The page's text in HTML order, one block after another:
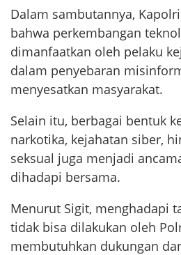
Dalam sambutannya,
bahwa perkembangan
dimanfaatkan oleh pelaku
dalam penyebaran
menyesatkan masyarakat.
Selain itu, berbagai bentuk
narkotika, kejahatan siber,
seksual juga menjadi
dihadapi bersama.
Menurut Sigit, menghadapi
tidak bisa dilakukan oleh
membutuhkan dukungan